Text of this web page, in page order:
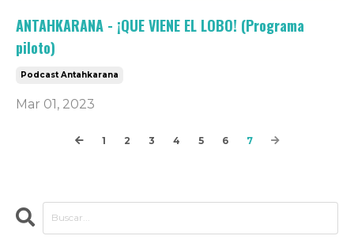
ANTAHKARANA - ¡QUE VIENE EL LOBO! (Programa
piloto)
Podcast Antahkarana
Mar 01, 2023
1 2 3 4 5 6 7